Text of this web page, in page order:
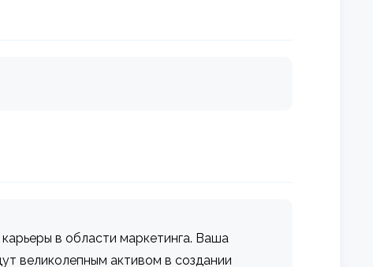
в области маркетинга. Ваша
великолепным активом в создании